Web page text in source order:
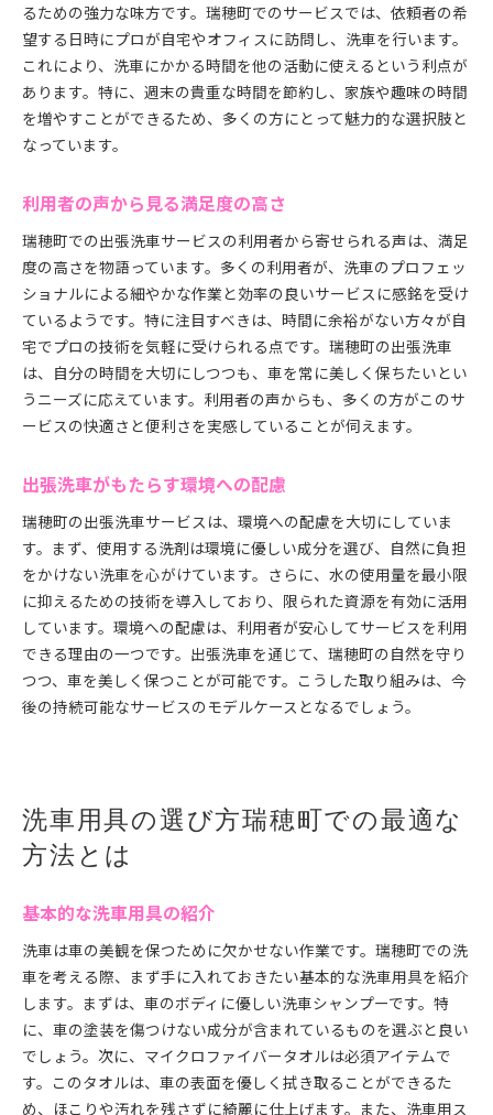
出張洗車サービスを選ぶ決め手
瑞穂町でプロによる車のお手入れ出張洗車の利点
出張洗車と通常洗車の違い
プロが行う手洗いの秘密
瑞穂町での出張洗車の安全性
出張サービスの費用対効果を検証
車の価値を高めるメンテナンス
洗車の手間を省く出張サービス瑞穂町での革新
出張洗車の最前線を探る
手間をかけずに愛車を美しく保つ方法
革新的な洗車技術の紹介
サービスの進化とその背景
瑞穂町での出張洗車の歴史と未来
るための強力な味方です。瑞穂町でのサービスでは、依頼者の希
望する日時にプロが自宅やオフィスに訪問し、洗車を行います。
これにより、洗車にかかる時間を他の活動に使えるという利点が
あります。特に、週末の貴重な時間を節約し、家族や趣味の時間
を増やすことができるため、多くの方にとって魅力的な選択肢と
なっています。
利用者の声から見る満足度の高さ
瑞穂町での出張洗車サービスの利用者から寄せられる声は、満足
度の高さを物語っています。多くの利用者が、洗車のプロフェッ
ショナルによる細やかな作業と効率の良いサービスに感銘を受け
ているようです。特に注目すべきは、時間に余裕がない方々が自
宅でプロの技術を気軽に受けられる点です。瑞穂町の出張洗車
は、自分の時間を大切にしつつも、車を常に美しく保ちたいとい
うニーズに応えています。利用者の声からも、多くの方がこのサ
ービスの快適さと便利さを実感していることが伺えます。
出張洗車がもたらす環境への配慮
瑞穂町の出張洗車サービスは、環境への配慮を大切にしていま
す。まず、使用する洗剤は環境に優しい成分を選び、自然に負担
をかけない洗車を心がけています。さらに、水の使用量を最小限
に抑えるための技術を導入しており、限られた資源を有効に活用
しています。環境への配慮は、利用者が安心してサービスを利用
できる理由の一つです。出張洗車を通じて、瑞穂町の自然を守り
つつ、車を美しく保つことが可能です。こうした取り組みは、今
後の持続可能なサービスのモデルケースとなるでしょう。
洗車用具の選び方瑞穂町での最適な
方法とは
基本的な洗車用具の紹介
洗車は車の美観を保つために欠かせない作業です。瑞穂町での洗
車を考える際、まず手に入れておきたい基本的な洗車用具を紹介
します。まずは、車のボディに優しい洗車シャンプーです。特
に、車の塗装を傷つけない成分が含まれているものを選ぶと良い
でしょう。次に、マイクロファイバータオルは必須アイテムで
す。このタオルは、車の表面を優しく拭き取ることができるた
め、ほこりや汚れを残さずに綺麗に仕上げます。また、洗車用ス